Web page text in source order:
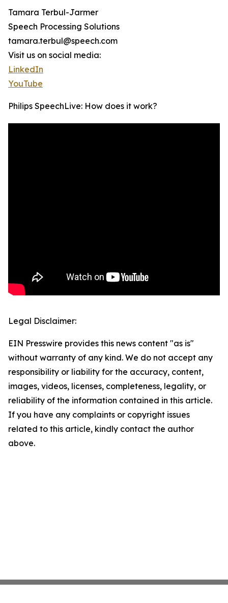
Tamara Terbul-Jarmer
Speech Processing Solutions
tamara.terbul@speech.com
Visit us on social media:
LinkedIn
YouTube
Philips SpeechLive: How does it work?
Legal Disclaimer:
EIN Presswire provides this news content "as is"
without warranty of any kind. We do not accept any
responsibility or liability for the accuracy, content,
images, videos, licenses, completeness, legality, or
reliability of the information contained in this article.
If you have any complaints or copyright issues
related to this article, kindly contact the author
above.